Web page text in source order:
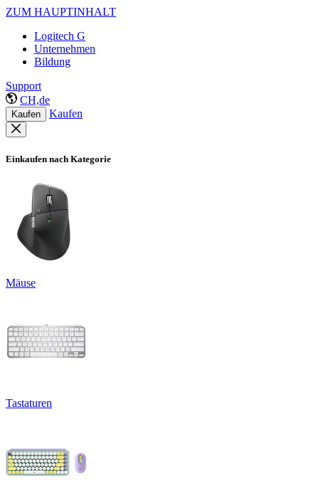
ZUM HAUPTINHALT
Logitech G
Unternehmen
Bildung
Support
CH,de
Kaufen Kaufen
Einkaufen nach Kategorie
Mäuse
Tastaturen